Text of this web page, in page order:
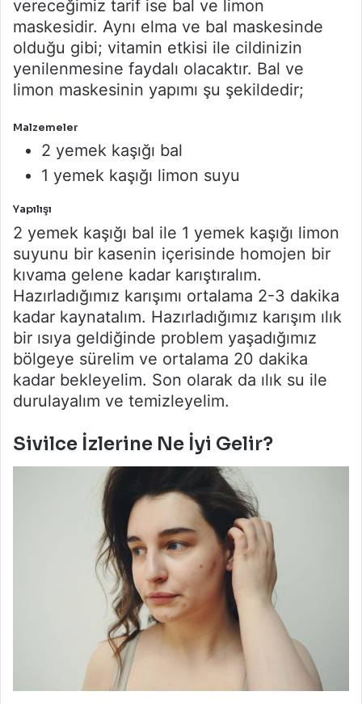
vereceğimiz tarif ise bal ve limon
maskesidir. Aynı elma ve bal maskesinde
olduğu gibi; vitamin etkisi ile cildinizin
yenilenmesine faydalı olacaktır. Bal ve
limon maskesinin yapımı şu şekildedir;
Malzemeler
2 yemek kaşığı bal
1 yemek kaşığı limon suyu
Yapılışı
2 yemek kaşığı bal ile 1 yemek kaşığı limon
suyunu bir kasenin içerisinde homojen bir
kıvama gelene kadar karıştıralım.
Hazırladığımız karışımı ortalama 2-3 dakika
kadar kaynatalım. Hazırladığımız karışım ılık
bir ısıya geldiğinde problem yaşadığımız
bölgeye sürelim ve ortalama 20 dakika
kadar bekleyelim. Son olarak da ılık su ile
durulayalım ve temizleyelim.
Sivilce İzlerine Ne İyi Gelir?